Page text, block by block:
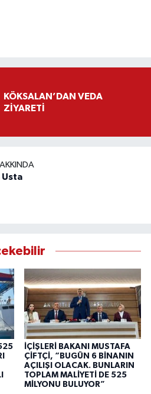
KÖKSALAN’DAN VEDA
ZİYARETİ
Usta
İÇİŞLERİ BAKANI MUSTAFA
ÇİFTÇİ, “BUGÜN 6 BİNANIN
AÇILIŞI OLACAK. BUNLARIN
TOPLAM MALİYETİ DE 525
MİLYONU BULUYOR”